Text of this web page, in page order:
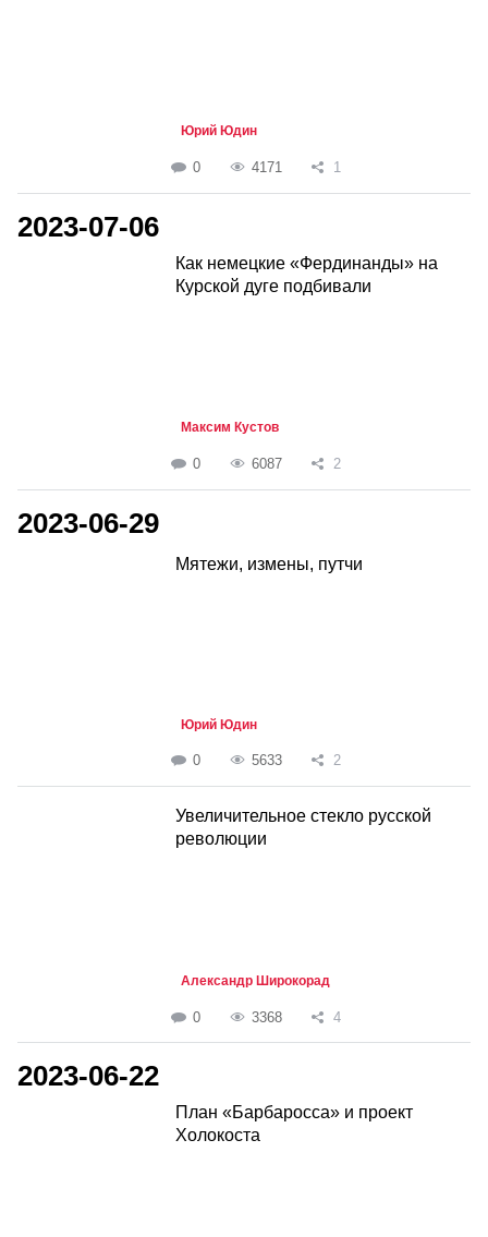
Юрий Юдин
0 4171 1
2023-07-06
Как немецкие «Фердинанды» на
Курской дуге подбивали
Максим Кустов
0 6087 2
2023-06-29
Мятежи, измены, путчи
Юрий Юдин
0 5633 2
Увеличительное стекло русской
революции
Александр Широкорад
0 3368 4
2023-06-22
План «Барбаросса» и проект
Холокоста